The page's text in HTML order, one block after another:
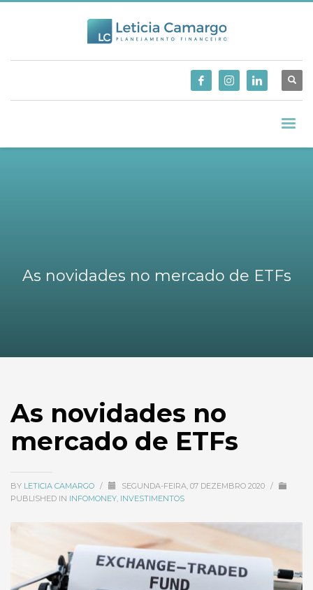
As novidades no mercado de ETFs
As novidades no
mercado de ETFs
BY LETICIA CAMARGO / SEGUNDA-FEIRA, 07 DEZEMBRO 2020 /
PUBLISHED IN INFOMONEY INVESTIMENTOS